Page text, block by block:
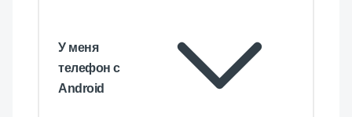
У меня
телефон с
Android